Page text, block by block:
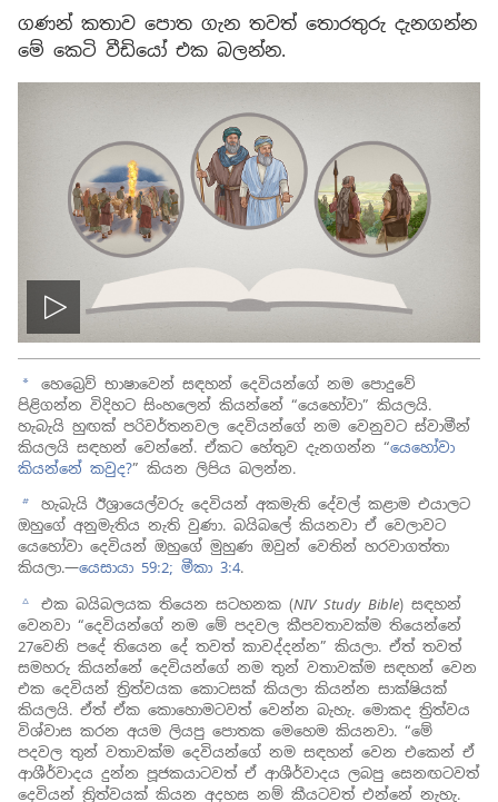
ගණන් කතාව පොත ගැන තවත් තොරතුරු දැනගන්න
මේ කෙටි වීඩියෝ එක බලන්න.
ප්ලේ
a
හෙබ්‍රෙව් භාෂාවෙන් සඳහන් දෙවියන්ගේ නම පොදුවේ
පිළිගන්න විදිහට සිංහලෙන් කියන්නේ “යෙහෝවා” කියලයි.
හැබැයි හුඟක් පරිවර්තනවල දෙවියන්ගේ නම වෙනුවට ස්වාමීන්
කියලයි සඳහන් වෙන්නේ. ඒකට හේතුව දැනගන්න “යෙහෝවා
කියන්නේ කවුද?” කියන ලිපිය බලන්න.
b
හැබැයි ඊශ්‍රායෙල්වරු දෙවියන් අකමැති දේවල් කළාම එයාලට
ඔහුගේ අනුමැතිය නැති වුණා. බයිබලේ කියනවා ඒ වෙලාවට
යෙහෝවා දෙවියන් ඔහුගේ මුහුණ ඔවුන් වෙතින් හරවාගත්තා
කියලා.—යෙසායා 59:2; මීකා 3:4.
c
එක බයිබලයක තියෙන සටහනක (NIV Study Bible) සඳහන්
වෙනවා “දෙවියන්ගේ නම මේ පදවල කීපවතාවක්ම තියෙන්නේ
27වෙනි පදේ තියෙන දේ තවත් කාවද්දන්න” කියලා. ඒත් තවත්
සමහරු කියන්නේ දෙවියන්ගේ නම තුන් වතාවක්ම සඳහන් වෙන
එක දෙවියන් ත්‍රිත්වයක කොටසක් කියලා කියන්න සාක්ෂියක්
කියලයි. ඒත් ඒක කොහොමටවත් වෙන්න බැහැ. මොකද ත්‍රිත්වය
විශ්වාස කරන අයම ලියපු පොතක මෙහෙම කියනවා. “මේ
පදවල තුන් වතාවක්ම දෙවියන්ගේ නම සඳහන් වෙන එකෙන් ඒ
ආශීර්වාදය දුන්න පූජකයාටවත් ඒ ආශීර්වාදය ලබපු සෙනඟටවත්
දෙවියන් ත්‍රිත්වයක් කියන අදහස නම් කීයටවත් එන්නේ නැහැ.